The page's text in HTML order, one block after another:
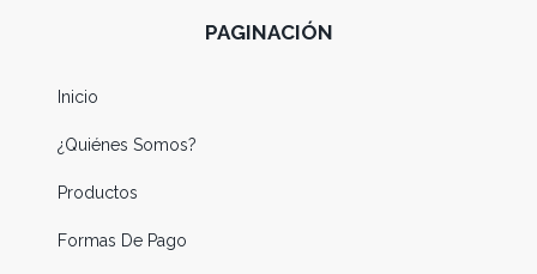
PAGINACIÓN
Inicio
¿Quiénes Somos?
Productos
Formas De Pago